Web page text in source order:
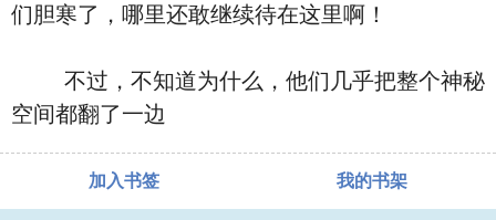
们胆寒了，哪里还敢继续待在这里啊！
不过，不知道为什么，他们几乎把整个神秘
空间都翻了一边
加入书签 我的书架